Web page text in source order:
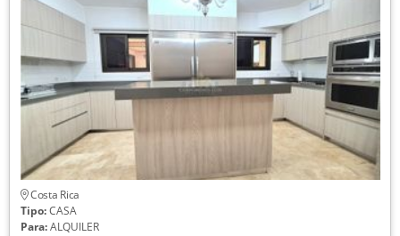
Costa Rica
Tipo:CASA
Para:ALQUILER